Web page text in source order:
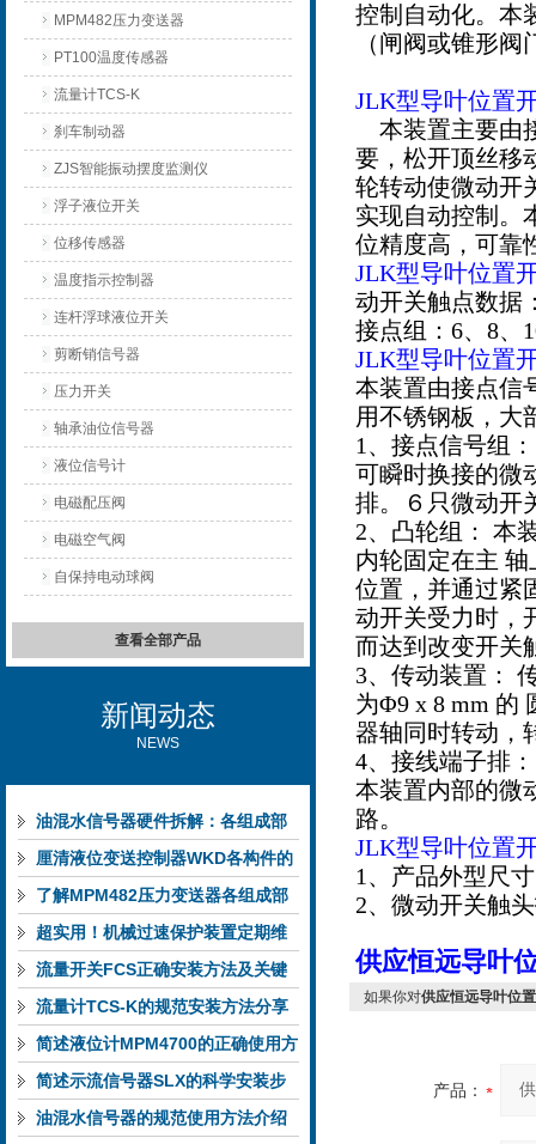
MPM482压力变送器
PT100温度传感器
流量计TCS-K
刹车制动器
ZJS智能振动摆度监测仪
浮子液位开关
位移传感器
温度指示控制器
连杆浮球液位开关
剪断销信号器
压力开关
轴承油位信号器
液位信号计
电磁配压阀
电磁空气阀
自保持电动球阀
查看全部产品
新闻动态
NEWS
油混水信号器硬件拆解：各组成部
件的功能特点与性能指标
厘清液位变送控制器WKD各构件的
功能特性稳定完成液位监测
了解MPM482压力变送器各组成部
件功能特点有助于提升选型合理性
超实用！机械过速保护装置定期维
护保养方法大汇总
流量开关FCS正确安装方法及关键
要点专业分享
流量计TCS-K的规范安装方法分享
简述液位计MPM4700的正确使用方
法
简述示流信号器SLX的科学安装步
骤
油混水信号器的规范使用方法介绍
控制自动化。本
（闸阀或锥形
JLK型导叶位置
本装置主要由
要，松开顶丝移
轮转动使微动开
实现自动控制。
位精度高，可靠
JLK型导叶位置
动开关触点数据
接点组：6、8、
JLK型导叶位置
本装置由接点信
用不锈钢板，大
1、接点信号组
可瞬时换接的微
排。６只微动开
2、凸轮组： 本
内轮固定在主
位置，并通过紧
动开关受力时，
而达到改变开关
3、传动装置：
为Φ9 x 8 mm 的
器轴同时转动，
4、接线端子排
本装置内部的微
路。
JLK型导叶位置
1、产品外型尺
2、微动开关触
供应恒远导叶
如果你对供应恒远导叶位
产品：